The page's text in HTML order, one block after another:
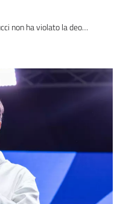
ha violato la deontologia professionale